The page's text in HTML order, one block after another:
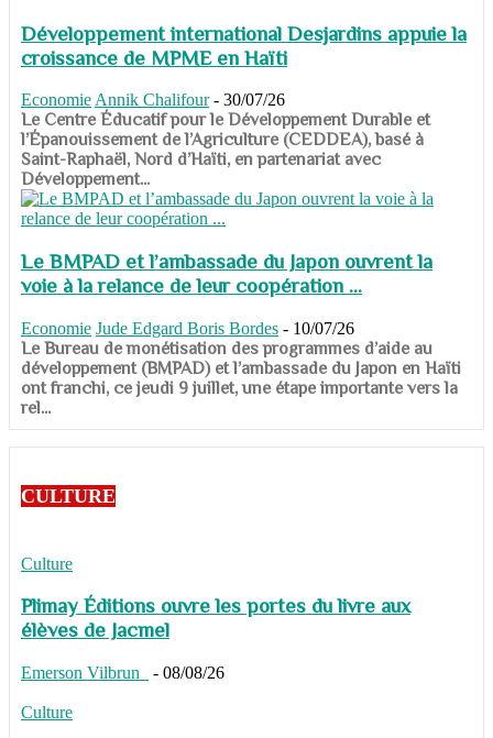
Développement international Desjardins appuie la
croissance de MPME en Haïti
Economie Annik Chalifour - 30/07/26
​​​​​​​Le Centre Éducatif pour le Développement Durable et
l’Épanouissement de l’Agriculture (CEDDEA), basé à
Saint-Raphaël, Nord d’Haïti, en partenariat avec
Développement...
Le BMPAD et l’ambassade du Japon ouvrent la
voie à la relance de leur coopération ...
Economie Jude Edgard Boris Bordes - 10/07/26
​​​​​​​Le Bureau de monétisation des programmes d’aide au
développement (BMPAD) et l’ambassade du Japon en Haïti
ont franchi, ce jeudi 9 juillet, une étape importante vers la
rel...
CULTURE
Culture
Plimay Éditions ouvre les portes du livre aux
élèves de Jacmel
Emerson Vilbrun - 08/08/26
Culture